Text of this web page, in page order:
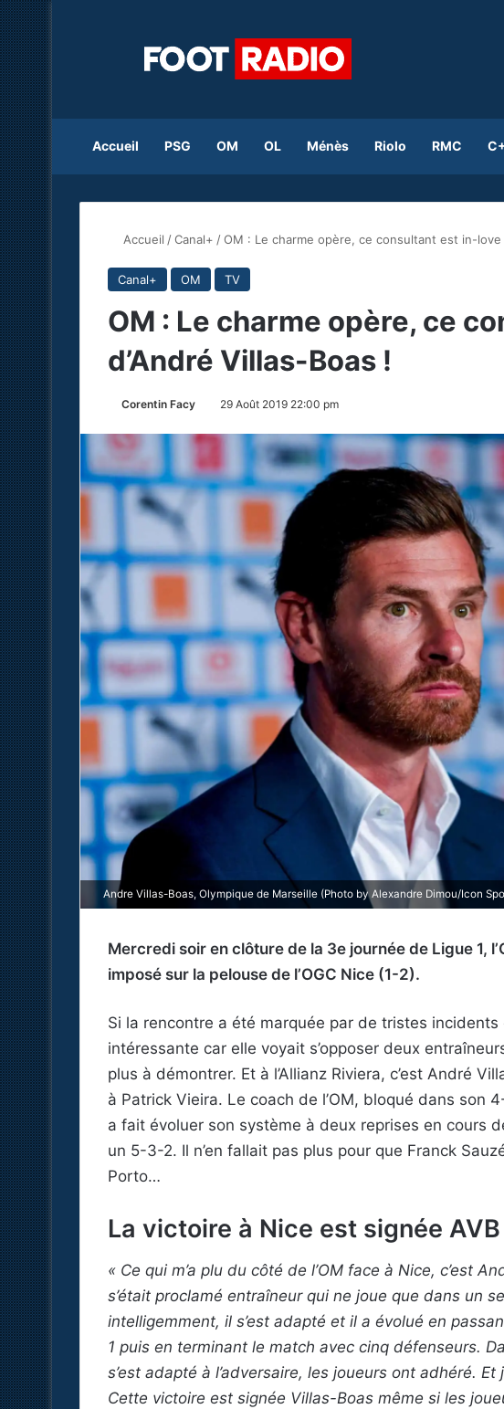
Accueil PSG OM OL Ménès Riolo RMC
Accueil /Canal+ /OM : Le charme opère, ce consultant est in-love
Canal+ OM TV
OM : Le charme opère, ce
d’André Villas-Boas !
Corentin Facy 29 Août 2019 22:00 pm
Andre Villas-Boas, Olympique de Marseille (Photo by Alexandre Dimou/Icon
Mercredi soir en clôture de la 3e journée de Ligue 1,
imposé sur la pelouse de l’OGC Nice (1-2).
Si la rencontre a été marquée par de tristes
intéressante car elle voyait s’opposer deux
plus à démontrer. Et à l’Allianz Riviera, c’est André
à Patrick Vieira. Le coach de l’OM, bloqué dans son
a fait évoluer son système à deux reprises en cours
un 5-3-2. Il n’en fallait pas plus pour que Franck
Porto…
La victoire à Nice est signée
« Ce qui m’a plu du côté de l’OM face à Nice, c’est
s’était proclamé entraîneur qui ne joue que dans un
intelligemment, il s’est adapté et il a évolué en
1 puis en terminant le match avec cinq défenseurs.
s’est adapté à l’adversaire, les joueurs ont adhéré.
Cette victoire est signée Villas-Boas même si les